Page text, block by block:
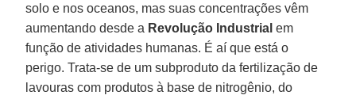
solo e nos oceanos, mas suas concentrações vêm
aumentando desde a Revolução Industrial em
função de atividades humanas. É aí que está o
perigo. Trata-se de um subproduto da fertilização de
lavouras com produtos à base de nitrogênio, do